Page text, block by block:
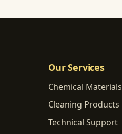
Our Services
Chemical Materials
Cleaning Products
Technical Support